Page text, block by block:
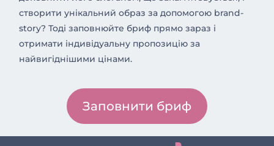
створити унікальний образ за допомогою brand-
story? Тоді заповнюйте бриф прямо зараз і
отримати індивідуальну пропозицію за
найвигіднішими цінами.
Заповнити бриф